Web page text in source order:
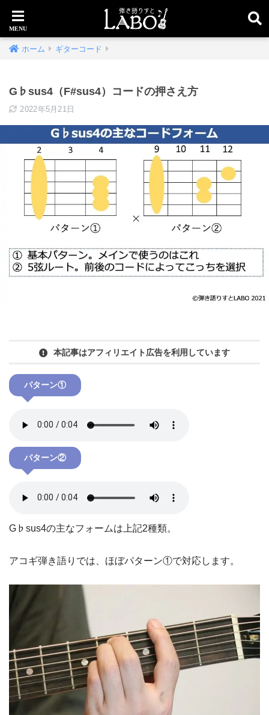
ホーム ギターコード
G♭sus4（F#sus4）コードの押さえ方
2022年5月21日
本記事はアフィリエイト広告を利用しています
パターン①
パターン②
G♭sus4の主なフォームは上記2種類。
アコギ弾き語りでは、ほぼパターン①で対応します。